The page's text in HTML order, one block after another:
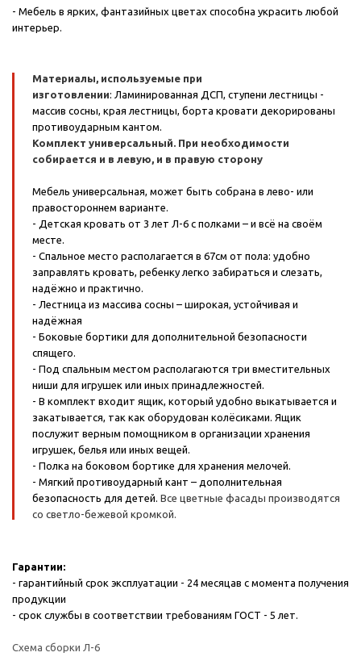
- Мебель в ярких, фантазийных цветах способна украсить любой
интерьер.
Материалы, используемые при
изготовлении: Ламинированная ДСП, ступени лестницы -
массив сосны, края лестницы, борта кровати декорированы
противоударным кантом.
Комплект универсальный. При необходимости
собирается и в левую, и в правую сторону
Мебель универсальная, может быть собрана в лево- или
правостороннем варианте.
- Детская кровать от 3 лет Л-6 с полками – и всё на своём
месте.
- Спальное место располагается в 67см от пола: удобно
заправлять кровать, ребенку легко забираться и слезать,
надёжно и практично.
- Лестница из массива сосны – широкая, устойчивая и
надёжная
- Боковые бортики для дополнительной безопасности
спящего.
- Под спальным местом располагаются три вместительных
ниши для игрушек или иных принадлежностей.
- В комплект входит ящик, который удобно выкатывается и
закатывается, так как оборудован колёсиками. Ящик
послужит верным помощником в организации хранения
игрушек, белья или иных вещей.
- Полка на боковом бортике для хранения мелочей.
- Мягкий противоударный кант – дополнительная
безопасность для детей. Все цветные фасады производятся
со светло-бежевой кромкой.
Гарантии:
- гарантийный срок эксплуатации - 24 месяцав с момента получения
продукции
- срок службы в соответствии требованиям ГОСТ - 5 лет.
Схема сборки Л-6